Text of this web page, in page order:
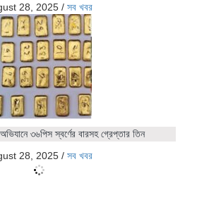
28, 2025 / সব খবর
৩৬পিস স্বর্ণের বারসহ গ্রেপ্তার তিন
28, 2025 / সব খবর